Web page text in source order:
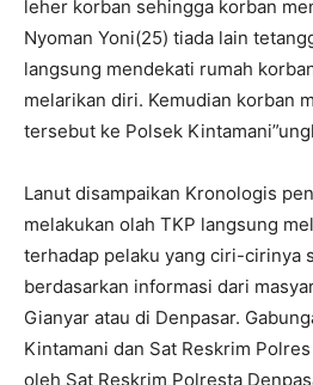
leher korban sehingga korban
Nyoman Yoni(25) tiada lain
langsung mendekati rumah
melarikan diri. Kemudian korban
tersebut ke Polsek
Lanut disampaikan Kronologis
melakukan olah TKP langsung
terhadap pelaku yang ciri-cirinya
berdasarkan informasi dari
Gianyar atau di Denpasar.
Kintamani dan Sat Reskrim
oleh Sat Reskrim Polresta